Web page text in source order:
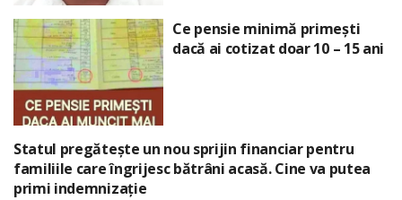
Ce pensie minimă primești
dacă ai cotizat doar 10 – 15 ani
Statul pregătește un nou sprijin financiar pentru
familiile care îngrijesc bătrâni acasă. Cine va putea
primi indemnizație